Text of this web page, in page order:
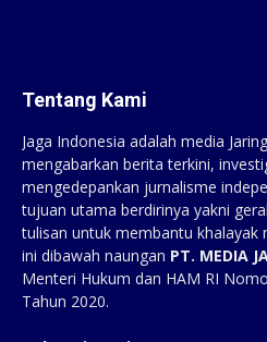
Tentang Kami
Jaga Indonesia adalah media
mengabarkan berita terkini,
mengedepankan jurnalisme
tujuan utama berdirinya yakni
tulisan untuk membantu khalayak
ini dibawah naungan PT. MEDIA
Menteri Hukum dan HAM RI
Tahun 2020.